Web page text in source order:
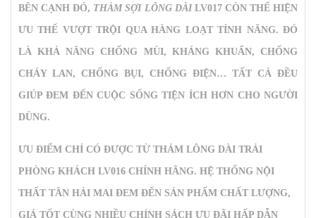
BÊN CẠNH ĐÓ, THẢM SỢI LÔNG DÀI LV017 CÒN THỂ HIỆN
ƯU THẾ VƯỢT TRỘI QUA HÀNG LOẠT TÍNH NĂNG. ĐÓ
LÀ KHẢ NĂNG CHỐNG MÙI, KHÁNG KHUẨN, CHỐNG
CHÁY LAN, CHỐNG BỤI, CHỐNG ĐIỆN… TẤT CẢ ĐỀU
GIÚP ĐEM ĐẾN CUỘC SỐNG TIỆN ÍCH HƠN CHO NGƯỜI
DÙNG.
ƯU ĐIỂM CHỈ CÓ ĐƯỢC TỪ THẢM LÔNG DÀI TRẢI
PHÒNG KHÁCH LV016 CHÍNH HÃNG. HỆ THỐNG NỘI
THẤT TÂN HẢI MAI ĐEM ĐẾN SẢN PHẨM CHẤT LƯỢNG,
GIÁ TỐT CÙNG NHIỀU CHÍNH SÁCH ƯU ĐÃI HẤP DẪN